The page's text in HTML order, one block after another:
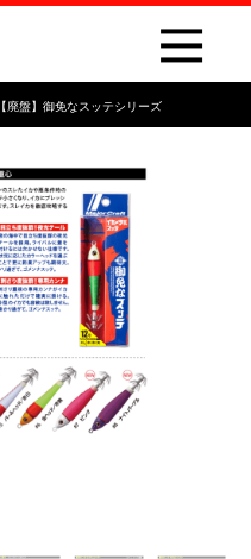
【廃盤】御免なスッテシリーズ